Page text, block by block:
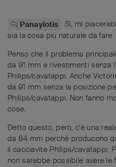
Panayiotis
Sì, mi
sia la cosa più naturale da fare.
Penso che il problema
da 91 mm e rivestimenti senza
Philips/cavatappi. Anche
da 91 mm senza la posizione
Philips/cavatappi. Non fanno
cose.
Detto questo, però, c'è una
da 84 mm perché producono
il cacciavite Philips/cavatappi.
non sarebbe possibile avere le